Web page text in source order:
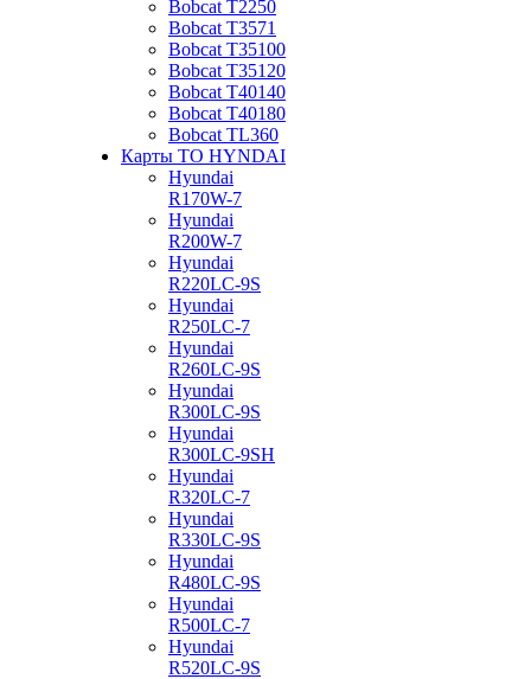
Bobcat Т2250
Bobcat Т3571
Bobcat Т35100
Bobcat Т35120
Bobcat Т40140
Bobcat Т40180
Bobcat ТL360
Карты ТО HYNDAI
Hyundai
R170W-7
Hyundai
R200W-7
Hyundai
R220LC-9S
Hyundai
R250LC-7
Hyundai
R260LC-9S
Hyundai
R300LC-9S
Hyundai
R300LC-9SH
Hyundai
R320LC-7
Hyundai
R330LC-9S
Hyundai
R480LC-9S
Hyundai
R500LC-7
Hyundai
R520LC-9S